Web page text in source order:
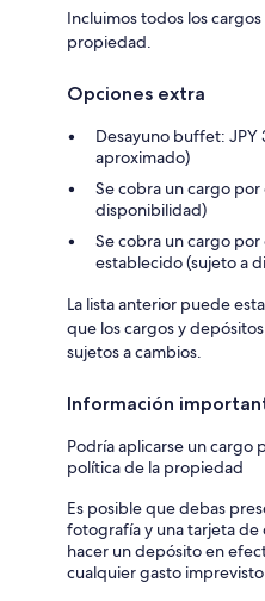
Incluimos todos los
propiedad.
Opciones extra
Desayuno buffet:
aproximado)
Se cobra un cargo
disponibilidad)
Se cobra un cargo
establecido (sujeto a
La lista anterior puede
que los cargos y
sujetos a cambios.
Información
Podría aplicarse un cargo
política de la propiedad
Es posible que debas
fotografía y una tarjeta
hacer un depósito en
cualquier gasto imprevisto